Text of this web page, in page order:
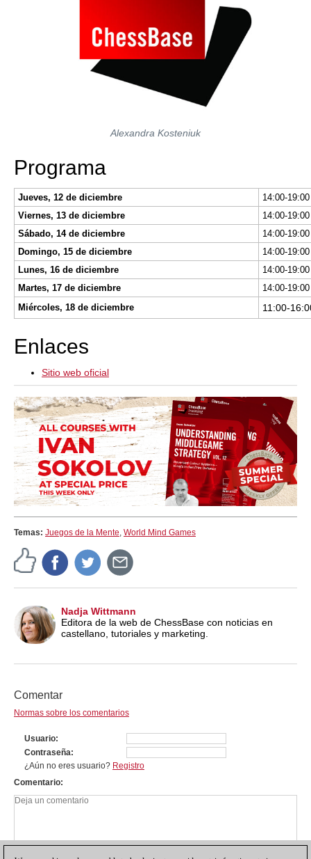
Alexandra Kosteniuk
Programa
Jueves, 12 de diciembre
Viernes, 13 de diciembre
Sábado, 14 de diciembre
Domingo, 15 de diciembre
Lunes, 16 de diciembre
Martes, 17 de diciembre
Miércoles, 18 de diciembre
11:00-
Enlaces
Sitio web oficial
Temas: Juegos de la Mente, World Mind Games
Nadja Wittmann
Editora de la web de ChessBase con noticias en
castellano, tutoriales y marketing.
Comentar
Normas sobre los comentarios
Usuario
Contraseña
¿Aún no eres usuario? Registro
Comentario